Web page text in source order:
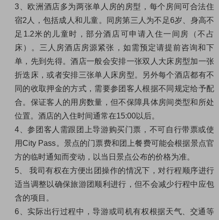
3 、欧洲酒店多为两张单人房的房型，每个房间可合法住
宿2 人，包括成人和儿童。同房第三人为不足6岁、身高不
足 1.2米的儿童时，部分酒店可申请入住一间房（不占
床）。三人房酒店房源紧张，如需预定请提前咨询和下
单，先到先得。酒店一般会安排一张双人大床房型加一张
折迭床，或者安排三张单人床房型。另外每个酒店都有不
同的收取押金的方式，需要参团客人根据不同规定给予配
合。保证客人的用房数量，但不保障具体房间类型和所处
位置。酒店的入住时间通常在15:00以后。
4 、参团客人需跟团上导游购买门票，不可自行带票或使
用 City Pass。景点的门票费和团上餐费可能会根据景点官
方的临时通知而变动，以当日景点公布的价格为准。
5 、 我司有权在方便出团操作的情况下，对行程顺序进行
适当调整以确保旅游团顺利进行，但不会减少行程中应包
含的项目。
6 、实际出行过程中，导游或司机有权根据天气、交通等